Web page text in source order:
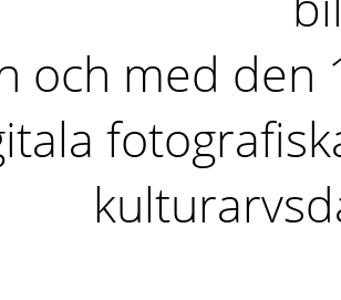
och med den